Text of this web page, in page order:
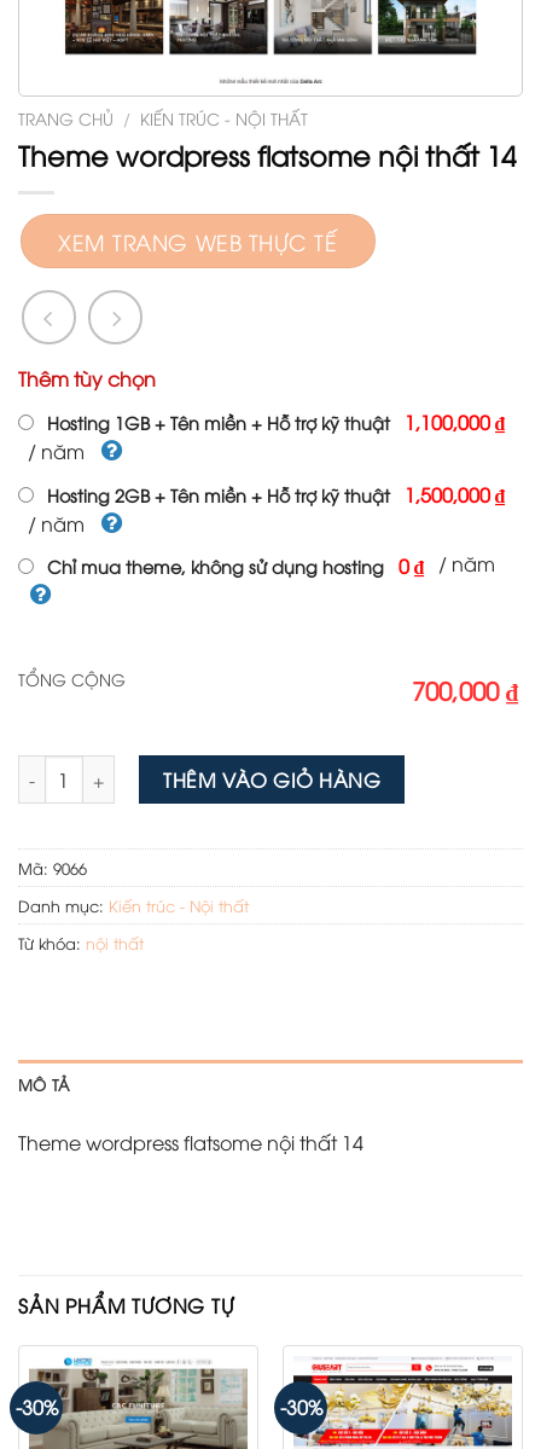
TRANG CHỦ / KIẾN TRÚC - NỘI THẤT
Theme wordpress flatsome nội thất 14
XEM TRANG WEB THỰC TẾ
Thêm tùy chọn
Hosting 1GB + Tên miền + Hỗ trợ kỹ thuật
1,100,000 ₫
/ năm
Hosting 2GB + Tên miền + Hỗ trợ kỹ thuật
1,500,000 ₫
/ năm
Chỉ mua theme, không sử dụng hosting 0 ₫ / năm
TỔNG CỘNG 700,000 ₫
Theme wordpress flatsome nội thất 14 số lượng
THÊM VÀO GIỎ HÀNG
Mã: 9066
Danh mục: Kiến trúc - Nội thất
Từ khóa: nội thất
MÔ TẢ
Theme wordpress flatsome nội thất 14
SẢN PHẨM TƯƠNG TỰ
-30% -30%